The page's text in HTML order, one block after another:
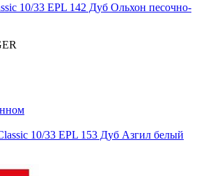
10/33 EPL 142 Дуб Ольхон песочно-